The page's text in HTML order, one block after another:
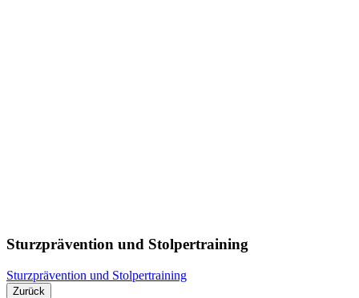
Sturzprävention und Stolpertraining
Sturzprävention und Stolpertraining
Zurück